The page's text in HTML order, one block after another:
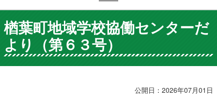
くらし・環境 出産・子育て
医療・健康・福祉 教育・文化・スポーツ
楢葉町地域学校協働センターだ
より（第６３号）
公開日：2026年07月01日